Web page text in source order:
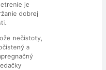
je
dobrej
nečistoty,
a